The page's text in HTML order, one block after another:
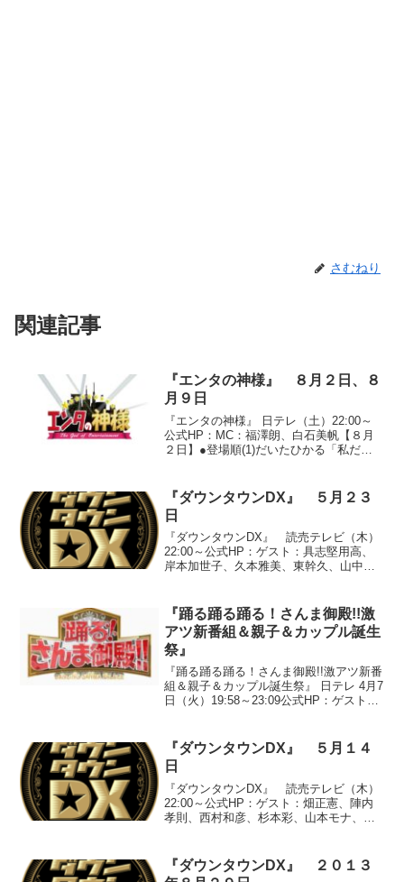
さむねり
関連記事
『エンタの神様』 ８月２日、８
月９日
『エンタの神様』 日テレ（土）22:00～
公式HP：MC：福澤朗、白石美帆【８月
２日】●登場順(1)だいたひかる「私だけ
虹組キララ「バラジェンヌ」(...
『ダウンタウンDX』 ５月２３
日
『ダウンタウンDX』 読売テレビ（木）
22:00～公式HP：ゲスト：具志堅用高、
岸本加世子、久本雅美、東幹久、山中慎
せたい！スターのDX』○『山中慎介の僕
は無敗の王者！...
『踊る踊る踊る！さんま御殿!!激
アツ新番組＆親子＆カップル誕生
祭』
『踊る踊る踊る！さんま御殿!!激アツ新番
組＆親子＆カップル誕生祭』 日テレ 4月7
日（火）19:58～23:09公式HP：ゲスト：
桑波田卓見、NON STYLE、石田み...
『ダウンタウンDX』 ５月１４
日
『ダウンタウンDX』 読売テレビ（木）
22:00～公式HP：ゲスト：畑正憲、陣内
孝則、西村和彦、杉本彩、山本モナ、ス
ズ！ちょっとスキャンダル』※ゲストの
皆さんとある有名...
『ダウンタウンDX』 ２０１３